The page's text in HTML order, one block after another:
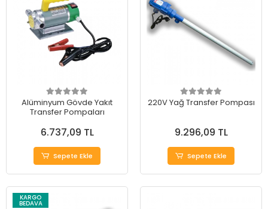
Alüminyum Gövde Yakıt
Transfer Pompaları
6.737,09 TL
Sepete Ekle
220V Yağ Transfer Pompası
9.296,09 TL
Sepete Ekle
KARGO
BEDAVA